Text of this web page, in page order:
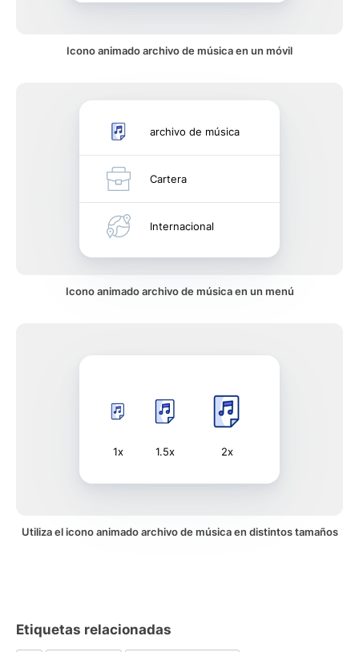
Icono animado archivo de música en un móvil
archivo de música
Cartera
Internacional
Icono animado archivo de música en un menú
1x 1.5x 2x
Utiliza el icono animado archivo de música en distintos tamaños
Etiquetas relacionadas